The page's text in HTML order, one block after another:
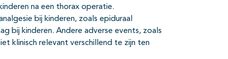
na een thorax operatie.
bij kinderen, zoals epiduraal
bij kinderen. Andere adverse events, zoals
klinisch relevant verschillend te zijn ten